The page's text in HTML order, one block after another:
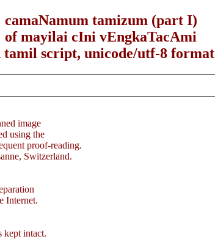
camaNamum tamizum (part I)
of mayilai cIni vEngkaTacAmi
tamil script, unicode/utf-8 format
image
using the
proof-reading.
Switzerland.
Internet.
kept intact.